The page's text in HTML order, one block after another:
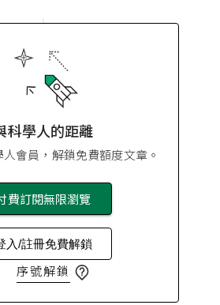
科學人的距離
會員，解鎖免費額度文章。
費訂閱無限瀏覽
入/註冊免費解鎖
序號解鎖